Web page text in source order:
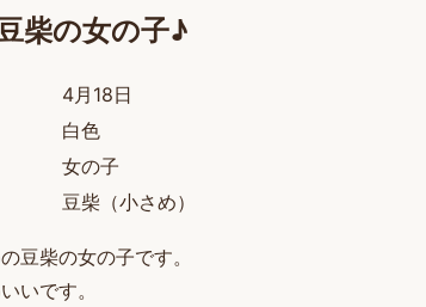
柴の女の子♪
4月18日
白色
女の子
豆柴（小さめ）
豆柴の女の子です。
いです。